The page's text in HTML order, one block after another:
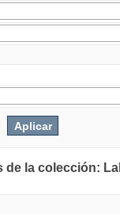
de la colección: